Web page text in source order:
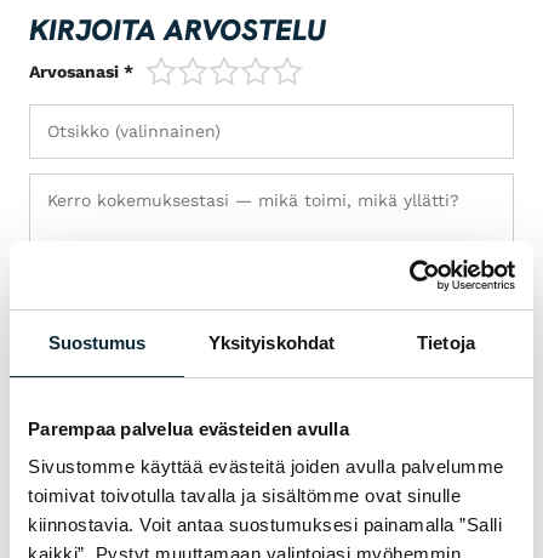
Suostumus Yksityiskohdat Tietoja
Parempaa palvelua evästeiden avulla
Sivustomme käyttää evästeitä joiden avulla palvelumme
toimivat toivotulla tavalla ja sisältömme ovat sinulle
kiinnostavia. Voit antaa suostumuksesi painamalla ”Salli
kaikki”. Pystyt muuttamaan valintojasi myöhemmin.
KIRJOITA ARVOSTELU
Arvosanasi * 1/5 2/53/54/5
+ Lisää kuvia (max 5)